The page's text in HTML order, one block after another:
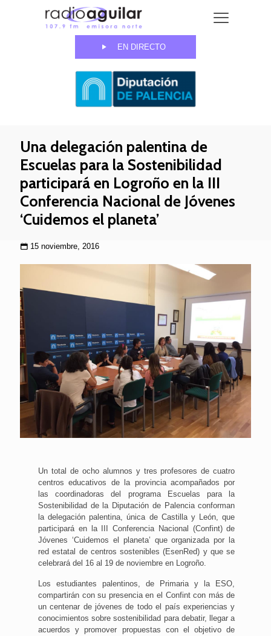
EN DIRECTO
Una delegación palentina de
Escuelas para la Sostenibilidad
participará en Logroño en la III
Conferencia Nacional de Jóvenes
‘Cuidemos el planeta’
15 noviembre, 2016
Un total de ocho alumnos y tres profesores de cuatro
centros educativos de la provincia acompañados por
las coordinadoras del programa Escuelas para la
Sostenibilidad de la Diputación de Palencia conforman
la delegación palentina, única de Castilla y León, que
participará en la III Conferencia Nacional (Confint) de
Jóvenes ‘Cuidemos el planeta’ que organizada por la
red estatal de centros sostenibles (EsenRed) y que se
celebrará del 16 al 19 de noviembre en Logroño.
Los estudiantes palentinos, de Primaria y la ESO,
compartirán con su presencia en el Confint con más de
un centenar de jóvenes de todo el país experiencias y
conocimientos sobre sostenibilidad para debatir, llegar a
acuerdos y promover propuestas con el objetivo de